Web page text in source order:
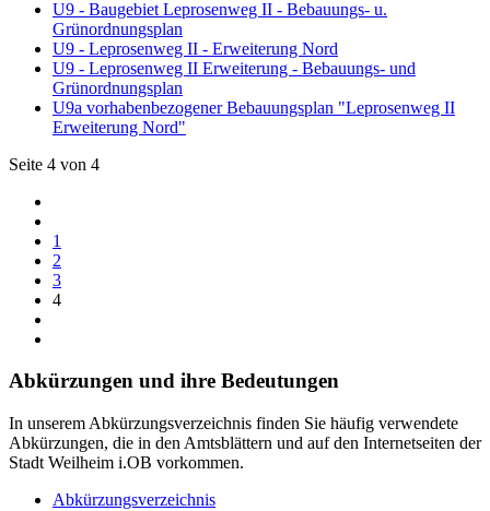
U9 - Baugebiet Leprosenweg II - Bebauungs- u.
Grünordnungsplan
U9 - Leprosenweg II - Erweiterung Nord
U9 - Leprosenweg II Erweiterung - Bebauungs- und
Grünordnungsplan
U9a vorhabenbezogener Bebauungsplan "Leprosenweg II
Erweiterung Nord"
Seite 4 von 4
1
2
3
4
Abkürzungen und ihre Bedeutungen
In unserem Abkürzungsverzeichnis finden Sie häufig verwendete
Abkürzungen, die in den Amtsblättern und auf den Internetseiten der
Stadt Weilheim i.OB vorkommen.
Abkürzungsverzeichnis